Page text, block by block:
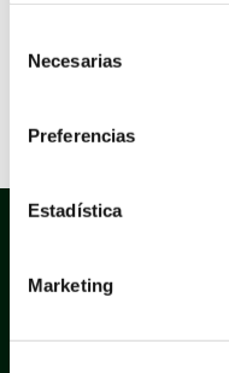
Necesarias
Preferencias
Estadística
Marketing
de los